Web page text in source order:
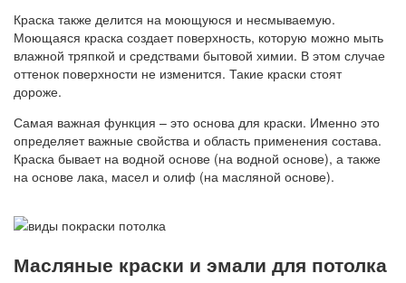
Краска также делится на моющуюся и несмываемую.
Моющаяся краска создает поверхность, которую можно мыть
влажной тряпкой и средствами бытовой химии. В этом случае
оттенок поверхности не изменится. Такие краски стоят
дороже.
Самая важная функция – это основа для краски. Именно это
определяет важные свойства и область применения состава.
Краска бывает на водной основе (на водной основе), а также
на основе лака, масел и олиф (на масляной основе).
Масляные краски и эмали для потолка